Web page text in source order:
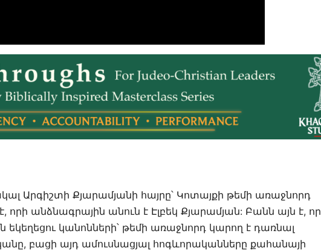
Արգիշտի Քյարամյանի հայրը՝ Կոտայքի թեմի առաջնորդ
որի անձնագրային անուն է Էլբեկ Քյարամյան: Բանն այն է, որ
կանոնների՝ թեմի առաջնորդ կարող է դառնալ
բացի այդ ամուսնացյալ հոգևորականները քահանայի